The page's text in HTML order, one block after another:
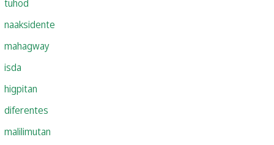
tuhod
naaksidente
mahagway
isda
higpitan
diferentes
malilimutan